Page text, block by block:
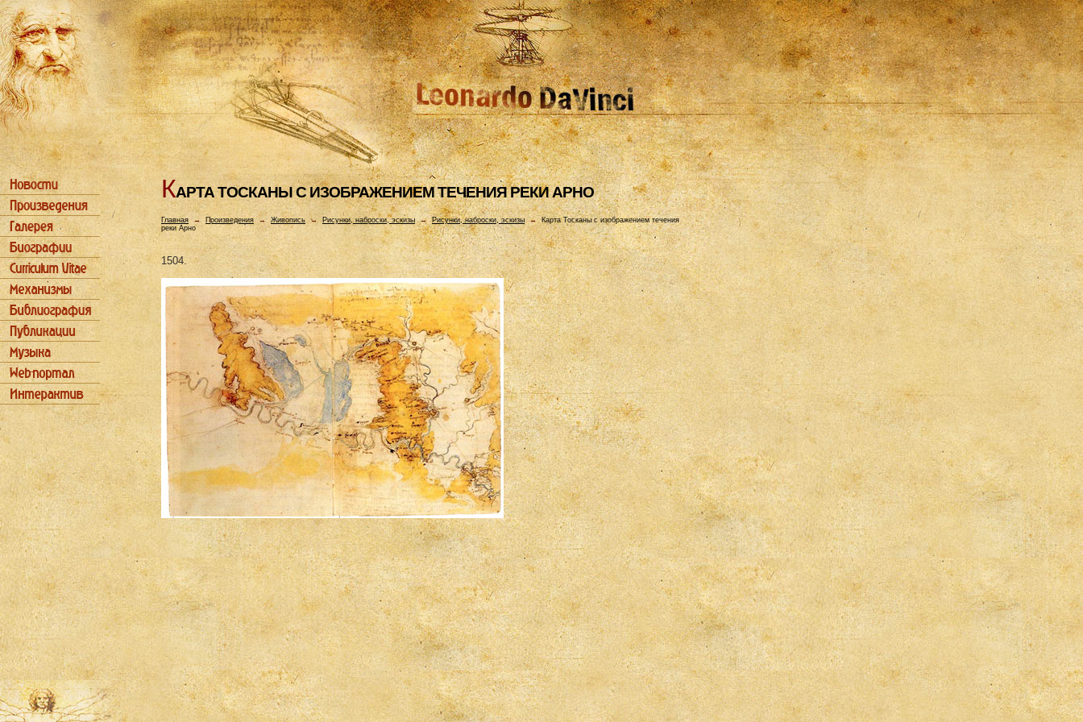
КАРТА ТОСКАHЫ С ИЗОБРАЖЕHИЕМ ТЕЧЕHИЯ РЕКИ АРHО
Главная→ Произведения → Живопись → Рисунки, наброски, эскизы →Рисунки, наброски, эскизы→Карта Тосканы с изображением течения
реки Арно
1504.